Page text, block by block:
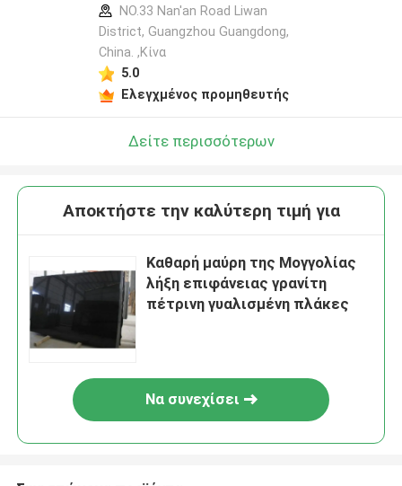
NO.33 Nan'an Road Liwan
District, Guangzhou Guangdong,
China. ,Κίνα
5.0
Ελεγχμένος προμηθευτής
Δείτε περισσότερων
Αποκτήστε την καλύτερη τιμή για
Καθαρή μαύρη της Μογγολίας
λήξη επιφάνειας γρανίτη
πέτρινη γυαλισμένη πλάκες
Να συνεχίσει